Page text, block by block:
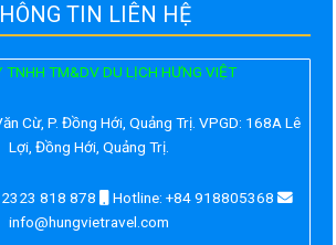
TIN LIÊN HỆ
TNHH TM&DV DU LỊCH HƯNG VIỆT
Cừ, P. Đồng Hới, Quảng Trị. VPGD: 168A Lê
Lợi, Đồng Hới, Quảng Trị.
818 878
Hotline: +84 918805368
info@hungvietravel.com